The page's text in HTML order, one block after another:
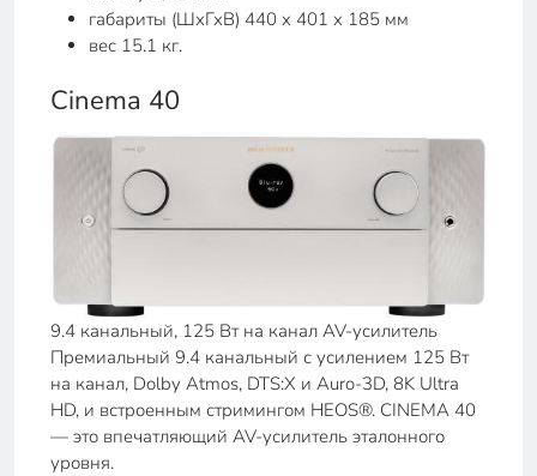
габариты (ШхГхВ) 440 x 401 x 185 мм
вес 15.1 кг.
Cinema 40
9.4 канальный, 125 Вт на канал AV-усилитель
Премиальный 9.4 канальный с усилением 125 Вт
на канал, Dolby Atmos, DTS:X и Auro-3D, 8K Ultra
HD, и встроенным стримингом HEOS®. CINEMA 40
— это впечатляющий AV-усилитель эталонного
уровня.